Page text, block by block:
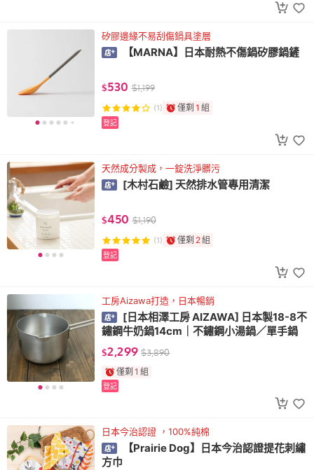
矽膠邊緣不易刮傷鍋具塗層
【MARNA】日本耐熱不傷鍋矽膠鍋鏟
$530 $1,199
(1) 僅剩 1 組
登記
天然成分製成，一錠洗淨髒污
[木村石鹼] 天然排水管專用清潔
$450 $1,190
(1) 僅剩 2組
登記
工房Aizawa打造，日本暢銷
[日本相澤工房 AIZAWA] 日本製18-8不
鏽鋼牛奶鍋14cm｜不鏽鋼小湯鍋／單手鍋
$2,299 $3,890
僅剩 1 組
登記
日本今治認證 ，100%純棉
【Prairie Dog】日本今治認證提花刺繡
方巾